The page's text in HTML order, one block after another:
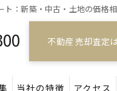
ト：新築・中古・土地の価格
不動産 売却査定
当社の特徴 アクセス